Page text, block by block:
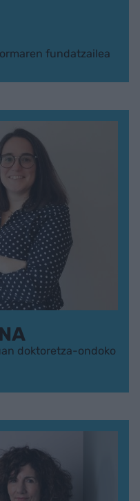
fundatzailea
doktoretza-ondoko